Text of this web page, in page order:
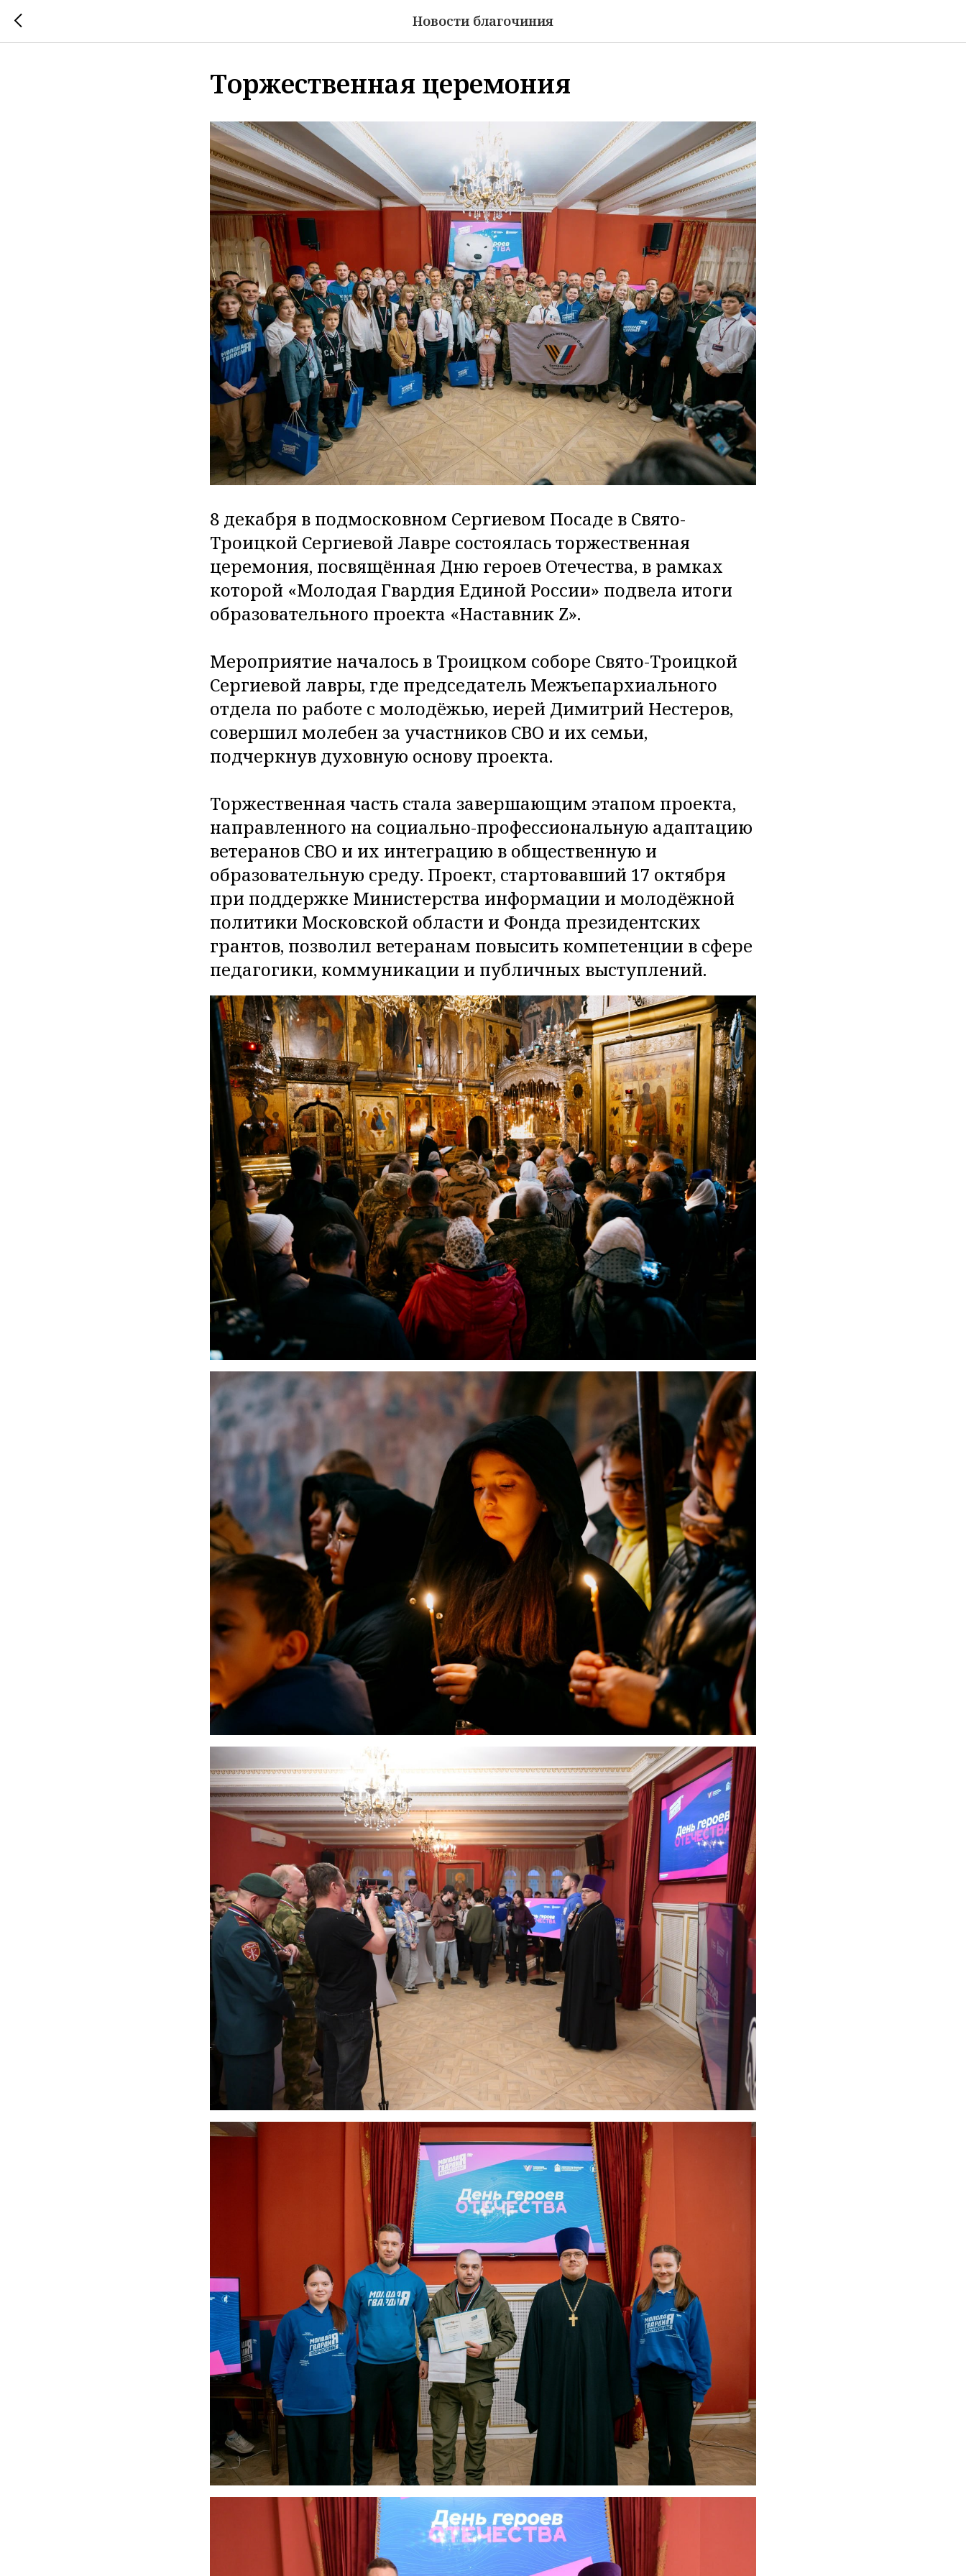
Новости благочиния
Торжественная церемония
8 декабря в подмосковном Сергиевом Посаде в Свято-
Троицкой Сергиевой Лавре состоялась торжественная
церемония, посвящённая Дню героев Отечества, в рамках
которой «Молодая Гвардия Единой России» подвела итоги
образовательного проекта «Наставник Z».
Мероприятие началось в Троицком соборе Свято-Троицкой
Сергиевой лавры, где председатель Межъепархиального
отдела по работе с молодёжью, иерей Димитрий Нестеров,
совершил молебен за участников СВО и их семьи,
подчеркнув духовную основу проекта.
Торжественная часть стала завершающим этапом проекта,
направленного на социально-профессиональную адаптацию
ветеранов СВО и их интеграцию в общественную и
образовательную среду. Проект, стартовавший 17 октября
при поддержке Министерства информации и молодёжной
политики Московской области и Фонда президентских
грантов, позволил ветеранам повысить компетенции в сфере
педагогики, коммуникации и публичных выступлений.